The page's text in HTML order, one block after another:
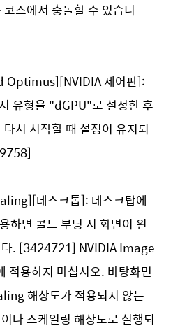
스에서 충돌할 수 있습니
Optimus][NVIDIA 제어판]:
유형을 "dGPU"로 설정한 후
시 시작할 때 설정이 유지되
데스크톱]: 데스크탑에
면 콜드 부팅 시 화면이 왼
다. [3424721] NVIDIA Image
적용하지 마십시오. 바탕화면
해상도가 적용되지 않는
나 스케일링 해상도로 실행되